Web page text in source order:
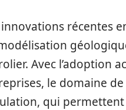
innovations récentes
Avec l’adoption
le domaine
qui permettent